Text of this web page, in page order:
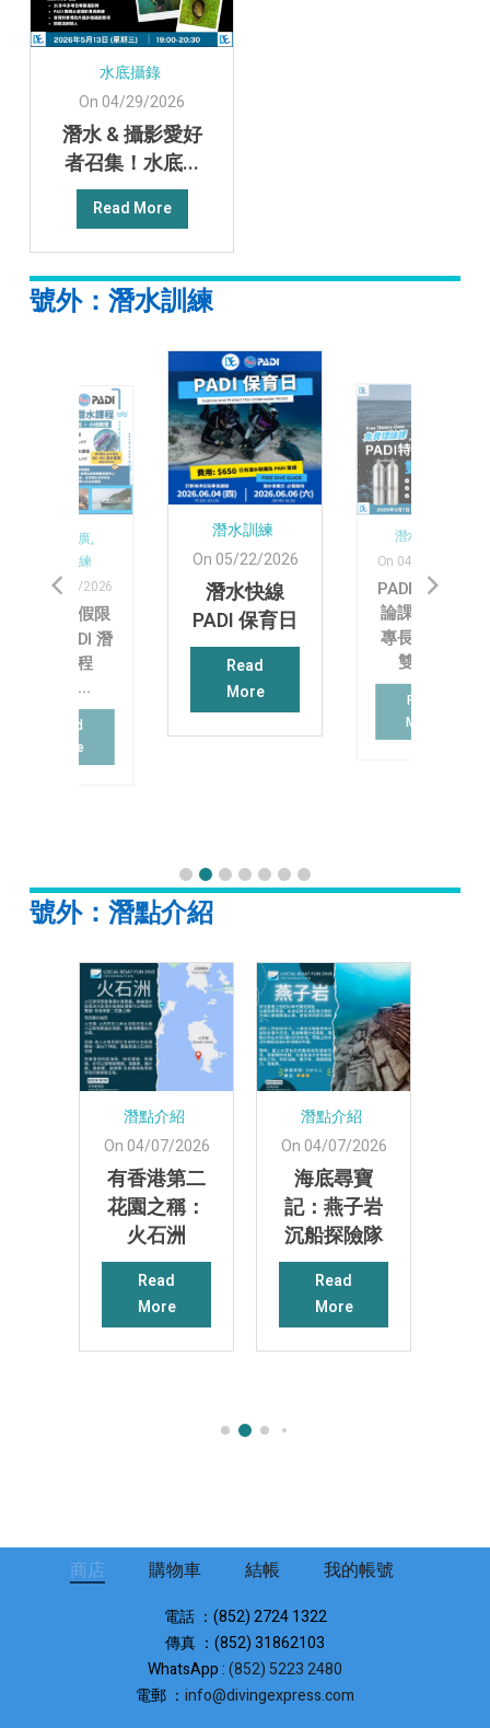
水底攝錄
On 04/29/2026
潛水 & 攝影愛好
者召集！水底...
Read More
號外：潛水訓練
優惠推廣,
潛水訓練
On 06/27/2026
☀️ 【暑假限
定】PADI 潛
水課程
🤿！...
Read
More
潛水訓練
On 05/22/2026
潛水快線
PADI 保育日
Read
More
潛水訓練
On 04/24/2026
PADI 免費理
論課！特殊
專長課程：
雙瓶...
Read
More
號外：潛點介紹
潛點介紹
On 04/07/2026
有香港第二
花園之稱：
火石洲
Read
More
潛點介紹
On 04/07/2026
海底尋寶
記：燕子岩
沉船探險隊
Read
More
商店 購物車 結帳 我的帳號
電話 ：(852) 2724 1322
傳真 ：(852) 31862103
WhatsApp :(852) 5223 2480
電郵 ： info@divingexpress.com